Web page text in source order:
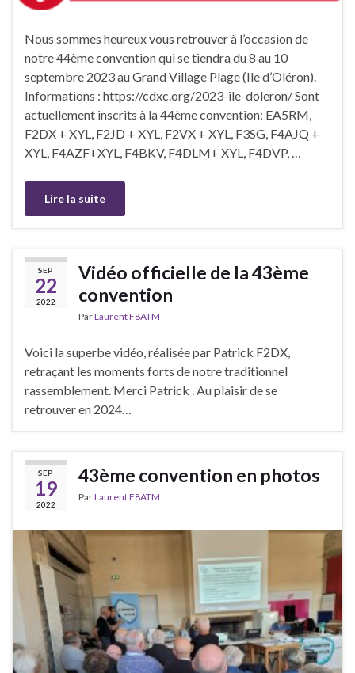
Nous sommes heureux vous retrouver à l’occasion de
notre 44ème convention qui se tiendra du 8 au 10
septembre 2023 au Grand Village Plage (Ile d’Oléron).
Informations : https://cdxc.org/2023-ile-doleron/ Sont
actuellement inscrits à la 44ème convention: EA5RM,
F2DX + XYL, F2JD + XYL, F2VX + XYL, F3SG, F4AJQ +
XYL, F4AZF+XYL, F4BKV, F4DLM+ XYL, F4DVP, …
Lire la suite
SEP
22
2022
Vidéo officielle de la 43ème
convention
ParLaurent F8ATM
Voici la superbe vidéo, réalisée par Patrick F2DX,
retraçant les moments forts de notre traditionnel
rassemblement. Merci Patrick . Au plaisir de se
retrouver en 2024…
SEP
19
2022
43ème convention en photos
ParLaurent F8ATM